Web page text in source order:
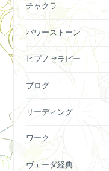
チャクラ
パワーストーン
ヒプノセラピー
ブログ
リーディング
ワーク
ヴェーダ経典